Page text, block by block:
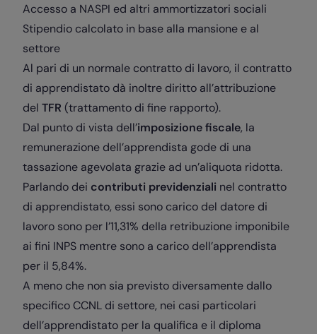
Accesso a NASPI ed altri ammortizzatori sociali
Stipendio calcolato in base alla mansione e al
settore
Al pari di un normale contratto di lavoro, il contratto
di apprendistato dà inoltre diritto all’attribuzione
del TFR (trattamento di fine rapporto).
Dal punto di vista dell’imposizione fiscale, la
remunerazione dell’apprendista gode di una
tassazione agevolata grazie ad un’aliquota ridotta.
Parlando dei contributi previdenziali nel contratto
di apprendistato, essi sono carico del datore di
lavoro sono per l’11,31% della retribuzione imponibile
ai fini INPS mentre sono a carico dell’apprendista
per il 5,84%.
A meno che non sia previsto diversamente dallo
specifico CCNL di settore, nei casi particolari
dell’apprendistato per la qualifica e il diploma